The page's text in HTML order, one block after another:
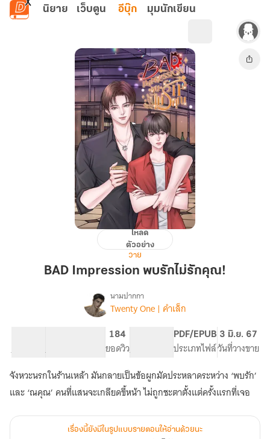
ข้ามไปยังเนื้อหาหลัก
นิยาย เว็บตูน อีบุ๊ก มุมนักเขียน
Impression
พบ
รัก
โหลด
ตัวอย่าง
วาย
BAD Impression พบรักไม่รักคุณ!
เรื่องBAD
รัก
คุณ!
นามปากกา
Twenty One | คำเล็ก
จำนวนคำ จำนวนหน้า (A5)
184
ยอดวิวระดับเนื้อหา
PDF/EPUB
ประเภทไฟล์
3 มิ.ย. 67
วันที่วางขาย
จังหวะนรกในร้านเหล้า มันกลายเป็นข้อผูกมัดประหลาดระหว่าง ‘พบรัก’
และ ‘ณคุณ’ คนที่แสนจะเกลียดขี้หน้า ไม่ถูกชะตาตั้งแต่ครั้งแรกที่เจอ
เรื่องนี้ยังมีในรูปแบบรายตอนให้อ่านด้วยนะ